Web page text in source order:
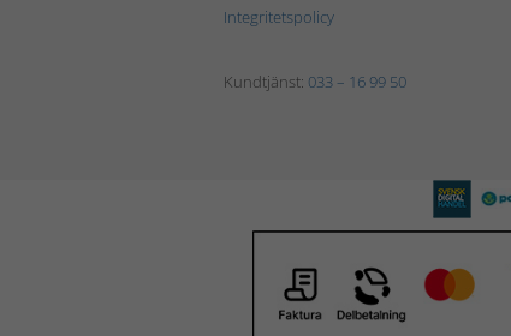
Integritetspolicy
Kundtjänst: 033 – 16 99 50